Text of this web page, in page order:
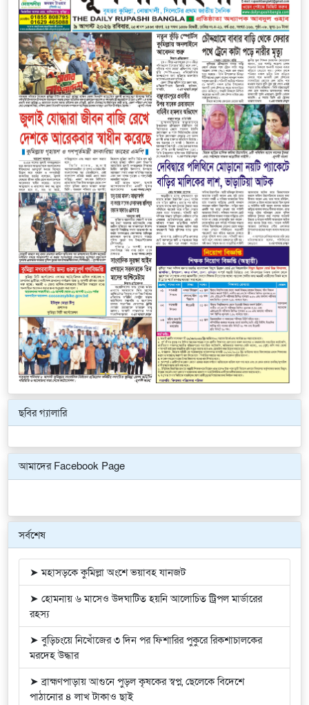
ছবির গ্যালারি
আমাদের Facebook Page
সর্বশেষ
➤ মহাসড়কে কুমিল্লা অংশে ভয়াবহ যানজট
➤ হোমনায় ৬ মাসেও উদঘাটিত হয়নি আলোচিত ট্রিপল মার্ডারের
রহস্য
➤ বুড়িচংয়ে নিখোঁজের ৩ দিন পর ফিশারির পুকুরে রিকশাচালকের
মরদেহ উদ্ধার
➤ ব্রাহ্মণপাড়ায় আগুনে পুড়ল কৃষকের স্বপ্ন, ছেলেকে বিদেশে
পাঠানোর ৪ লাখ টাকাও ছাই